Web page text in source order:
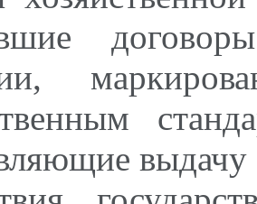
выдачу